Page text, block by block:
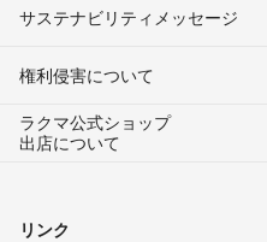
サステナビリティメッセージ
権利侵害について
ラクマ公式ショップ
出店について
リンク